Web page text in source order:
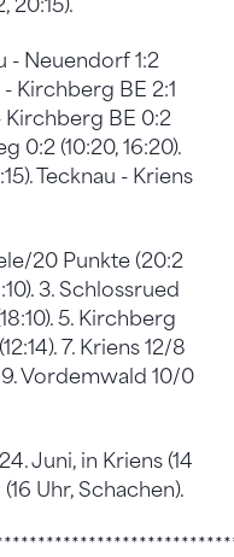
20:15).
- Neuendorf 1:2
- Kirchberg BE 2:1
Kirchberg BE 0:2
0:2 (10:20, 16:20).
Tecknau - Kriens
20 Punkte (20:2
3. Schlossrued
5. Kirchberg
7. Kriens 12/8
9. Vordemwald 10/0
Juni, in Kriens (14
Uhr, Schachen).